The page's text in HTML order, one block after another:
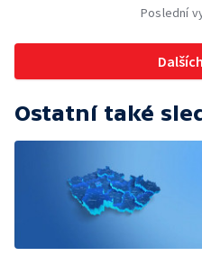
ročník
Poslední
Ostatní také